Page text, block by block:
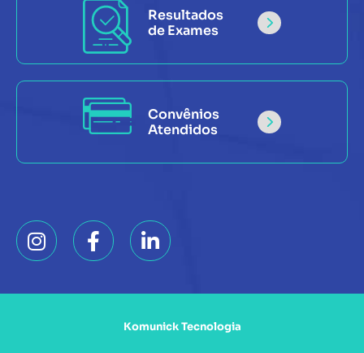
Resultados
de Exames
Convênios
Atendidos
Komunick Tecnologia